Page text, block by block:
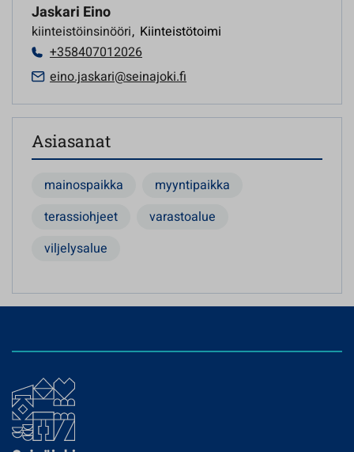
Jaskari Eino
kiinteistöinsinööri, Kiinteistötoimi
+358407012026
eino.jaskari@seinajoki.fi
Asiasanat
mainospaikka
myyntipaikka
terassiohjeet
varastoalue
viljelysalue